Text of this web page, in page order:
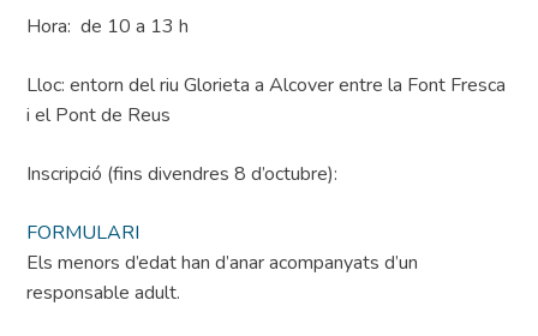
Hora: de 10 a 13 h
Lloc: entorn del riu Glorieta a Alcover entre la Font Fresca
i el Pont de Reus
Inscripció (fins divendres 8 d’octubre):
FORMULARI
Els menors d’edat han d’anar acompanyats d’un
responsable adult.